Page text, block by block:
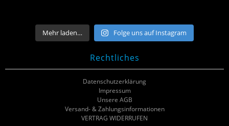
Mehr laden… Folge uns auf Instagram
Rechtliches
Datenschutzerklärung
Impressum
Unsere AGB
Versand- & Zahlungsinformationen
VERTRAG WIDERRUFEN